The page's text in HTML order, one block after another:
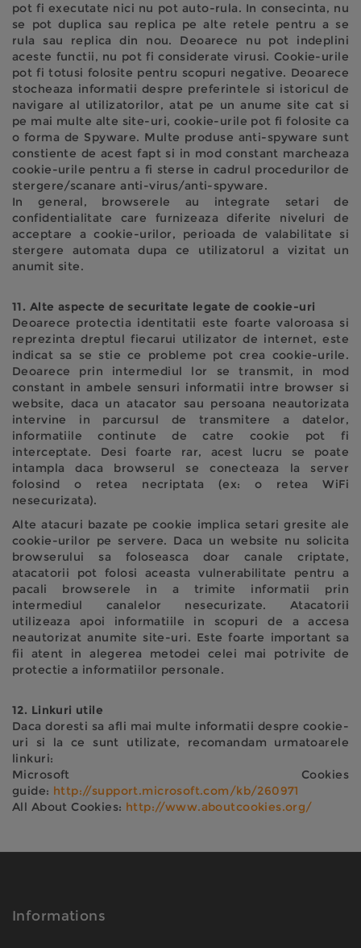
pot fi executate nici nu pot auto-rula. In consecinta, nu
se pot duplica sau replica pe alte retele pentru a se
rula sau replica din nou. Deoarece nu pot indeplini
aceste functii, nu pot fi considerate virusi. Cookie-urile
pot fi totusi folosite pentru scopuri negative. Deoarece
stocheaza informatii despre preferintele si istoricul de
navigare al utilizatorilor, atat pe un anume site cat si
pe mai multe alte site-uri, cookie-urile pot fi folosite ca
o forma de Spyware. Multe produse anti-spyware sunt
constiente de acest fapt si in mod constant marcheaza
cookie-urile pentru a fi sterse in cadrul procedurilor de
stergere/scanare anti-virus/anti-spyware.
In general, browserele au integrate setari de
confidentialitate care furnizeaza diferite niveluri de
acceptare a cookie-urilor, perioada de valabilitate si
stergere automata dupa ce utilizatorul a vizitat un
anumit site.
11. Alte aspecte de securitate legate de cookie-uri
Deoarece protectia identitatii este foarte valoroasa si
reprezinta dreptul fiecarui utilizator de internet, este
indicat sa se stie ce probleme pot crea cookie-urile.
Deoarece prin intermediul lor se transmit, in mod
constant in ambele sensuri informatii intre browser si
website, daca un atacator sau persoana neautorizata
intervine in parcursul de transmitere a datelor,
informatiile continute de catre cookie pot fi
interceptate. Desi foarte rar, acest lucru se poate
intampla daca browserul se conecteaza la server
folosind o retea necriptata (ex: o retea WiFi
nesecurizata).
Alte atacuri bazate pe cookie implica setari gresite ale
cookie-urilor pe servere. Daca un website nu solicita
browserului sa foloseasca doar canale criptate,
atacatorii pot folosi aceasta vulnerabilitate pentru a
pacali browserele in a trimite informatii prin
intermediul canalelor nesecurizate. Atacatorii
utilizeaza apoi informatiile in scopuri de a accesa
neautorizat anumite site-uri. Este foarte important sa
fii atent in alegerea metodei celei mai potrivite de
protectie a informatiilor personale.
12. Linkuri utile
Daca doresti sa afli mai multe informatii despre cookie-
uri si la ce sunt utilizate, recomandam urmatoarele
linkuri:
Microsoft Cookies
guide: http://support.microsoft.com/kb/260971
All About Cookies: http://www.aboutcookies.org/
Informations